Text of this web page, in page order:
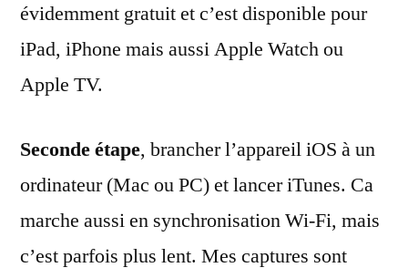
évidemment gratuit et c’est disponible pour
iPad, iPhone mais aussi Apple Watch ou
Apple TV.
Seconde étape, brancher l’appareil iOS à un
ordinateur (Mac ou PC) et lancer iTunes. Ca
marche aussi en synchronisation Wi-Fi, mais
c’est parfois plus lent. Mes captures sont